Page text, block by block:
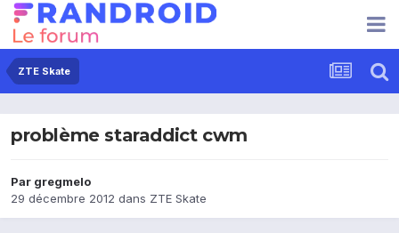
ZTE Skate
problème staraddict cwm
Par gregmelo
29 décembre 2012 dans ZTE Skate